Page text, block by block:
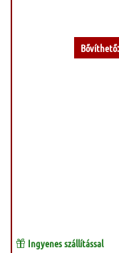
Ingyenes szállítással